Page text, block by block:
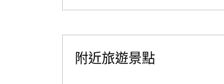
附近旅遊景點